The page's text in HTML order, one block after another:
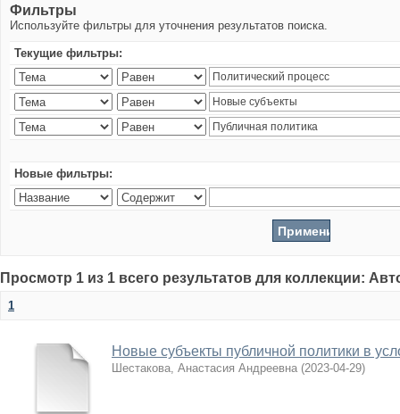
Фильтры
Используйте фильтры для уточнения результатов поиска.
Текущие фильтры:
Новые фильтры:
Просмотр 1 из 1 всего результатов для коллекции:
1
Новые субъекты публичной политики в
Шестакова, Анастасия Андреевна (2023-04-29)